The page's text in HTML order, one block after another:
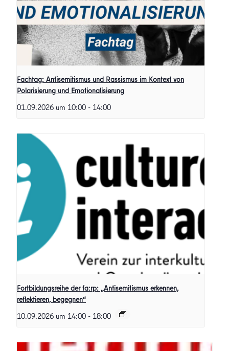
Fachtag: Antisemitismus und Rassismus im Kontext von
Polarisierung und Emotionalisierung
01.09.2026 um 10:00 - 14:00
Fortbildungsreihe der fa:rp: „Antisemitismus erkennen,
reflektieren, begegnen“
10.09.2026 um 14:00 - 18:00